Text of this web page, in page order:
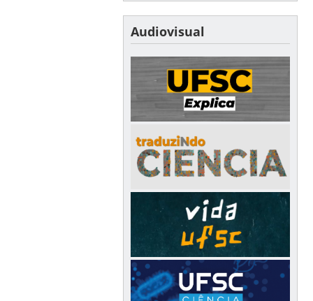
Audiovisual